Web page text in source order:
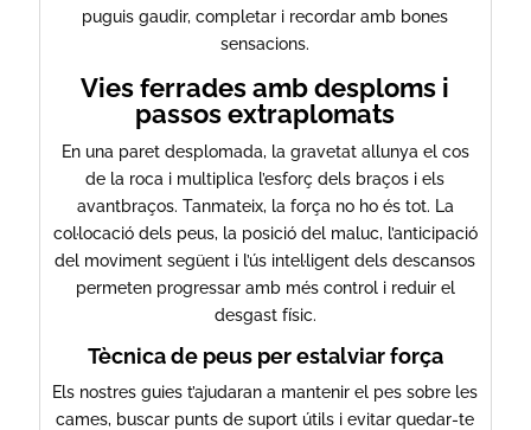
puguis gaudir, completar i recordar amb bones
sensacions.
Vies ferrades amb desploms i
passos extraplomats
En una paret desplomada, la gravetat allunya el cos
de la roca i multiplica l’esforç dels braços i els
avantbraços. Tanmateix, la força no ho és tot. La
col·locació dels peus, la posició del maluc, l’anticipació
del moviment següent i l’ús intel·ligent dels descansos
permeten progressar amb més control i reduir el
desgast físic.
Tècnica de peus per estalviar força
Els nostres guies t’ajudaran a mantenir el pes sobre les
cames, buscar punts de suport útils i evitar quedar-te